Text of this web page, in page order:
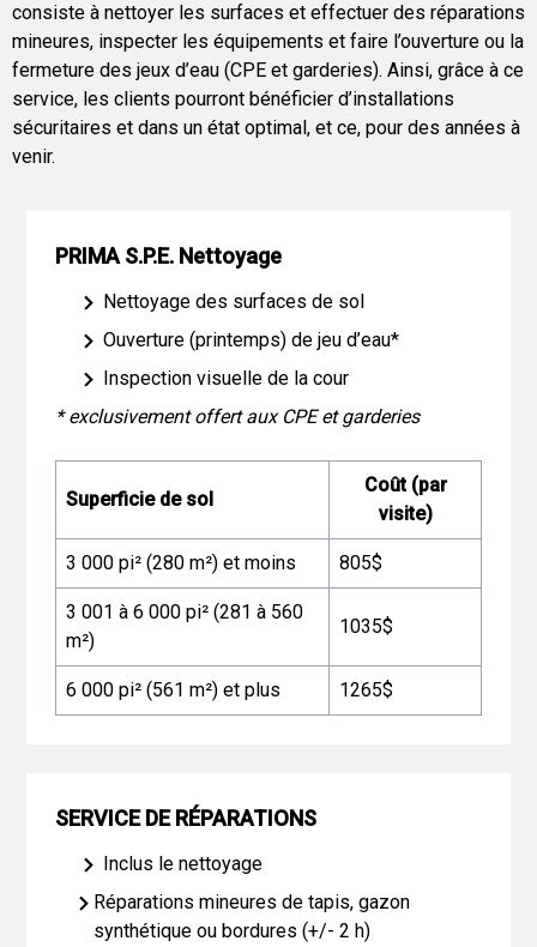
consiste à nettoyer les surfaces et effectuer des réparations
mineures, inspecter les équipements et faire l’ouverture ou la
fermeture des jeux d’eau (CPE et garderies). Ainsi, grâce à ce
service, les clients pourront bénéficier d’installations
sécuritaires et dans un état optimal, et ce, pour des années à
venir.
PRIMA S.P.E. Nettoyage
Nettoyage des surfaces de sol
Ouverture (printemps) de jeu d’eau*
Inspection visuelle de la cour
* exclusivement offert aux CPE et garderies
Superficie de sol
Coût (par
visite)
3 000 pi² (280 m²) et moins 805$
3 001 à 6 000 pi² (281 à 560
m²)
1035$
6 000 pi² (561 m²) et plus 1265$
SERVICE DE RÉPARATIONS
Inclus le nettoyage
Réparations mineures de tapis, gazon
synthétique ou bordures (+/- 2 h)